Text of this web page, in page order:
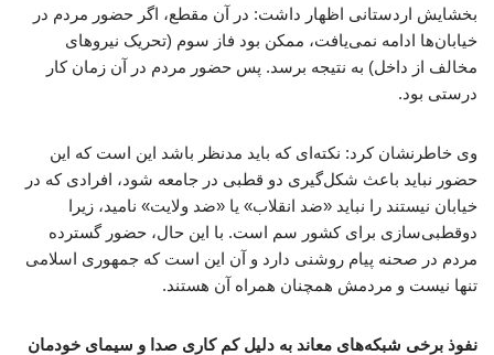
بخشایش اردستانی اظهار داشت: در آن مقطع، اگر حضور مردم در
خیابان‌ها ادامه نمی‌یافت، ممکن بود فاز سوم (تحریک نیروهای
مخالف از داخل) به نتیجه برسد. پس حضور مردم در آن زمان کار
درستی بود.
وی خاطرنشان کرد: نکته‌ای که باید مدنظر باشد این است که این
حضور نباید باعث شکل‌گیری دو قطبی در جامعه شود، افرادی که در
خیابان نیستند را نباید «ضد انقلاب» یا «ضد ولایت» نامید، زیرا
دوقطبی‌سازی برای کشور سم است. با این حال، حضور گسترده‌
مردم در صحنه پیام روشنی دارد و آن این است که جمهوری اسلامی
تنها نیست و مردمش همچنان همراه آن هستند.
نفوذ برخی شبکه‌های معاند به دلیل کم کاری صدا و سیمای خودمان